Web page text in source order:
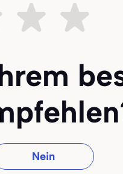
unzufrieden
Teils teils Ziemlich
Nein